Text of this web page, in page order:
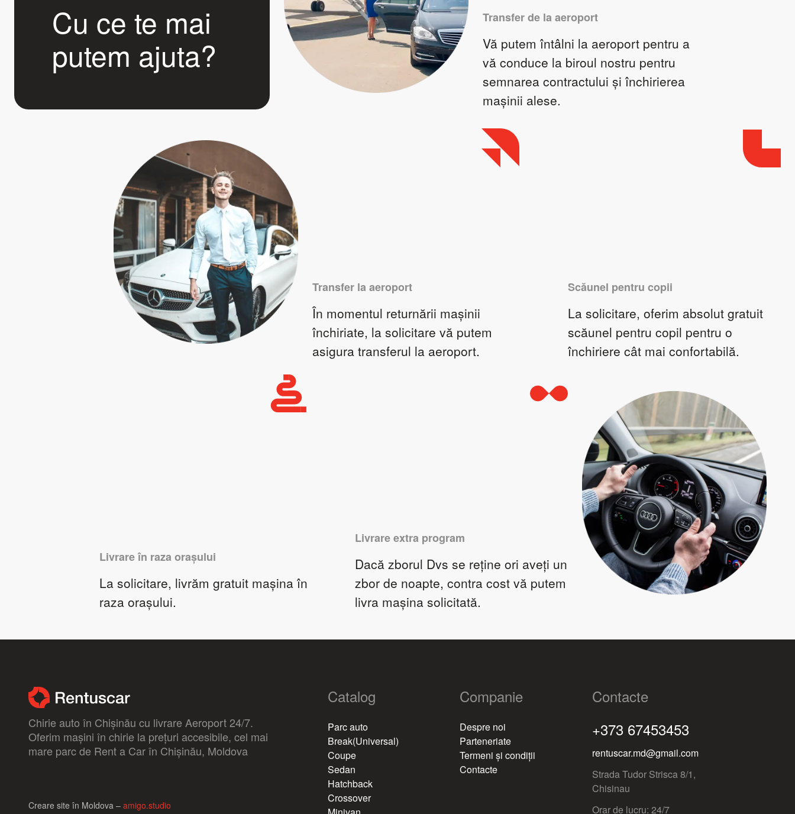
Cu ce te mai
putem ajuta?
Transfer de la aeroport
Vă putem întâlni la aeroport pentru a
vă conduce la biroul nostru pentru
semnarea contractului și închirierea
mașinii alese.
Transfer la aeroport
În momentul returnării mașinii
închiriate, la solicitare vă putem
asigura transferul la aeroport.
Scăunel pentru copii
La solicitare, oferim absolut gratuit
scăunel pentru copil pentru o
închiriere cât mai confortabilă.
Livrare în raza orașului
La solicitare, livrăm gratuit mașina în
raza orașului.
Livrare extra program
Dacă zborul Dvs se reține ori aveți un
zbor de noapte, contra cost vă putem
livra mașina solicitată.
Chirie auto în Chișinău cu livrare Aeroport 24/7.
Oferim mașini în chirie la prețuri accesibile, cel mai
mare parc de Rent a Car în Chișinău, Moldova
Creare site în Moldova – amigo.studio
Catalog
Parc auto
Break(Universal)
Coupe
Sedan
Hatchback
Crossover
Companie
Despre noi
Parteneriate
Termeni și condiții
Contacte
Contacte
+373 67453453
rentuscar.md@gmail.com
Strada Tudor Strisca 8/1,
Chisinau
Orar de lucru: 24/7